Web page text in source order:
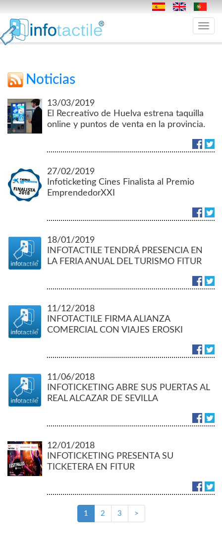
Toggle
Noticias
13/03/2019
El Recreativo de Huelva estrena taquilla
online y puntos de venta en la provincia.
27/02/2019
Infoticketing Cines Finalista al Premio
EmprendedorXXI
18/01/2019
INFOTACTILE TENDRÁ PRESENCIA EN
LA FERIA ANUAL DEL TURISMO FITUR
11/12/2018
INFOTACTILE FIRMA ALIANZA
COMERCIAL CON VIAJES EROSKI
11/06/2018
INFOTICKETING ABRE SUS PUERTAS AL
REAL ALCAZAR DE SEVILLA
12/01/2018
INFOTICKETING PRESENTA SU
TICKETERA EN FITUR
1 2 3 >